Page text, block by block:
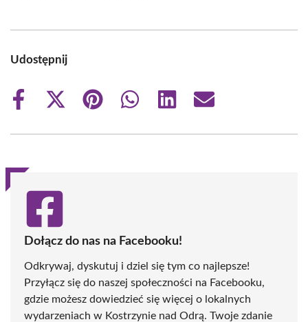
Udostępnij
Share
Share
(Twitter)
Share
Share
Share
Share
Dołącz do nas na Facebooku!
Odkrywaj, dyskutuj i dziel się tym co najlepsze!
Przyłącz się do naszej społeczności na Facebooku,
gdzie możesz dowiedzieć się więcej o lokalnych
wydarzeniach w Kostrzynie nad Odrą. Twoje zdanie